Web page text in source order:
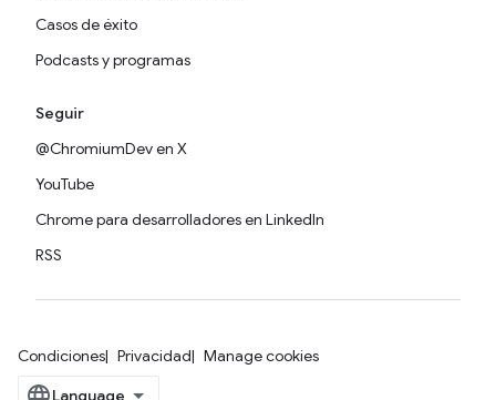
Casos de éxito
Podcasts y programas
Seguir
@ChromiumDev en X
YouTube
Chrome para desarrolladores en LinkedIn
RSS
Condiciones Privacidad Manage cookies